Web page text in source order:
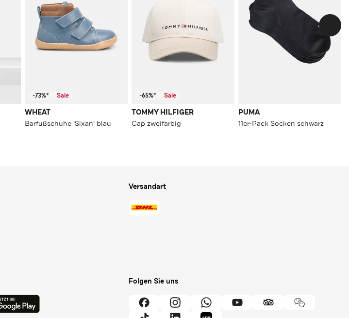
-73%* Sale
WHEAT
Barfußschuhe 'Sixan' blau
-65%* Sale
TOMMY HILFIGER
Cap zweifarbig
PUMA
11er-Pack Socken schwarz
Versandart
Folgen Sie uns